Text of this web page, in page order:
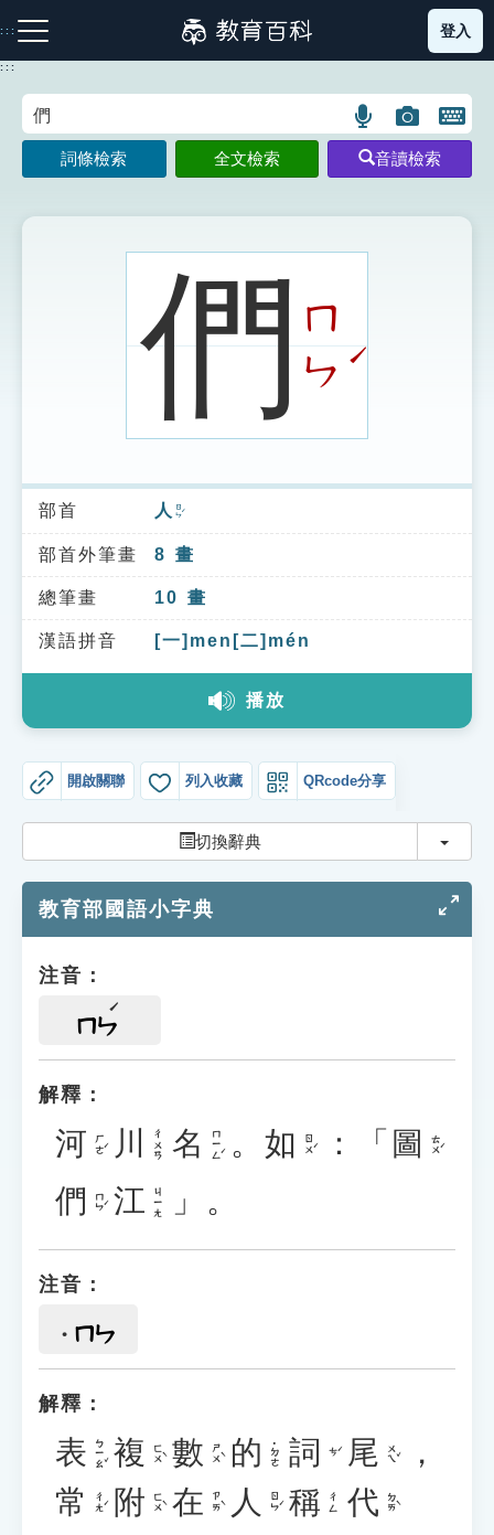
到
主
:::
注音索引圖示 筆畫索引圖示 部首索引表圖示
索引選單
知識索引
單字索引
生命大百科索引
教學應用
貓頭鷹博士
登入
:::
語
言
搜
示
圖
片
搜
開
鍵
圖
詞條檢索 全文檢索 音讀檢索
們ㄇ
ㄣˊ
部首 人 ㄖㄣˊ
部首外筆畫 8 畫
總筆畫 10 畫
漢語拼音 [一]men[二]mén
播放
開啟關聯 列入收藏 QRcode分享
切換辭典 切換
教育部國語小字典
注音：
ㄇㄣ
解釋：
河 ㄏㄜˊ 川 ㄔㄨㄢ 名 ㄇㄧㄥˊ 。 如 ㄖㄨˊ ：「 圖 ㄊㄨˊ
們 ㄇㄣˊ 江 ㄐㄧㄤ 」。
注音：
ㄇㄣ
解釋：
表 ㄅㄧㄠˇ 複 ㄈㄨˋ 數 ㄕㄨˋ 的 ˙ㄉㄜ 詞 ㄘˊ 尾 ㄨㄟˇ
，
常 ㄔㄤˊ 附 ㄈㄨˋ 在 ㄗㄞˋ 人 ㄖㄣˊ 稱 ㄔㄥ 代 ㄉㄞˋ